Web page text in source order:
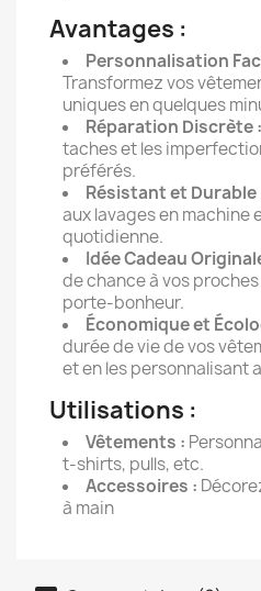
Avantages :
Personnalisation
Transformez vos
uniques en quelques
Réparation Discrète :
taches et les
préférés.
Résistant et Durable
aux lavages en machine
quotidienne.
Idée Cadeau
de chance à vos
porte-bonheur.
Économique et
durée de vie de vos
et en les personnalisant
Utilisations :
Vêtements :
t-shirts, pulls, etc.
Accessoires :
à main